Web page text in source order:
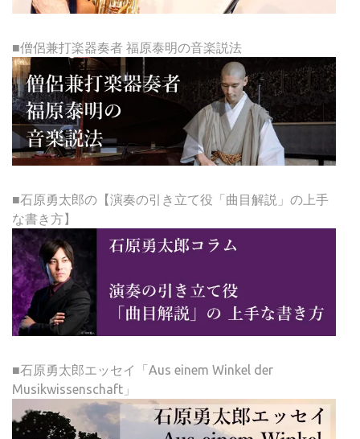
■僧侶兼打楽器奏者 福原泰明の音楽説法
■石原勇太郎の【演奏の引き立て役「曲目解説」の上手
な書き方】
■石原勇太郎エッセイ「Aus einem Winkel der
Musikwissenschaft」